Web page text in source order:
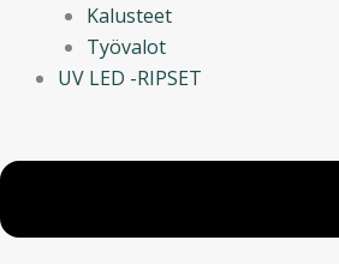
Kalusteet
Työvalot
UV LED -RIPSET